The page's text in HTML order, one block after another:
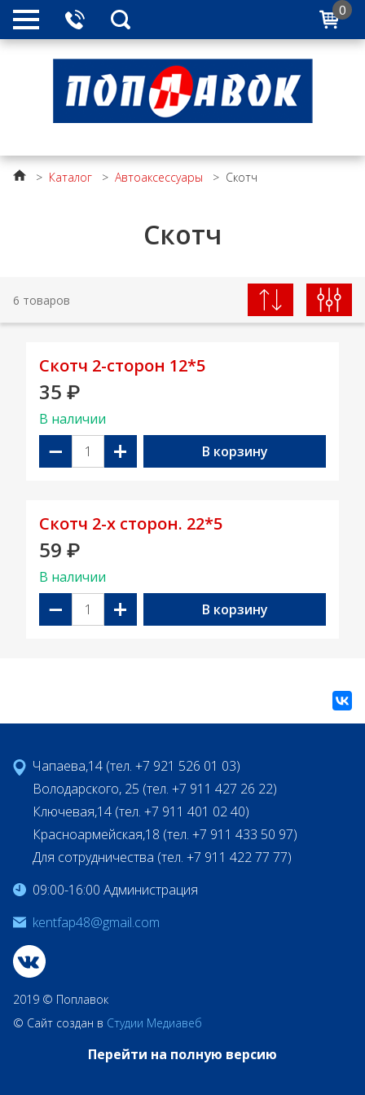
0
> Каталог > Автоаксессуары > Скотч
Скотч
6 товаров
Скотч 2-сторон 12*5
35 ₽
В наличии
− + В корзину
Скотч 2-х сторон. 22*5
59 ₽
В наличии
− + В корзину
Чапаева,14 (тел. +7 921 526 01 03)
Володарского, 25 (тел. +7 911 427 26 22)
Ключевая,14 (тел. +7 911 401 02 40)
Красноармейская,18 (тел. +7 911 433 50 97)
Для сотрудничества (тел. +7 911 422 77 77)
09:00-16:00 Администрация
kentfap48@gmail.com
2019 © Поплавок
© Сайт создан в Студии Медиавеб
Перейти на полную версию